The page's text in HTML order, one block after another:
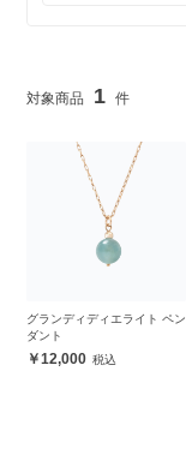
1
グランディディエライト ペン
ダント
12,000